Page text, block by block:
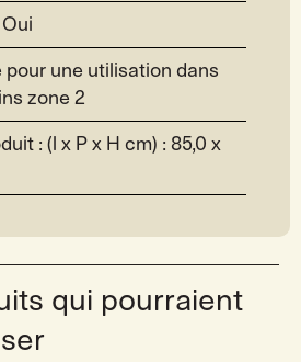
pour une utilisation dans
zone 2
: (l x P x H cm) : 85,0 x
qui pourraient